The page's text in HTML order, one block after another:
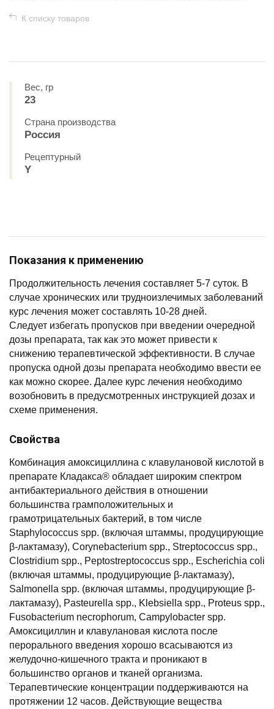
К списку товаров
Вес, гр
23
Страна производства
Россия
Рецептурный
Y
Показания к применению
Продолжительность лечения составляет 5-7 суток. В
случае хронических или трудноизлечимых заболеваний
курс лечения может составлять 10-28 дней.
Следует избегать пропусков при введении очередной
дозы препарата, так как это может привести к
снижению терапевтической эффективности. В случае
пропуска одной дозы препарата необходимо ввести ее
как можно скорее. Далее курс лечения необходимо
возобновить в предусмотренных инструкцией дозах и
схеме применения.
Свойства
Комбинация амоксициллина с клавулановой кислотой в
препарате Кладакса® обладает широким спектром
антибактериального действия в отношении
большинства грамположительных и
грамотрицательных бактерий, в том числе
Staphylococcus spp. (включая штаммы, продуцирующие
β-лактамазу), Corynebacterium spp., Streptococcus spp.,
Clostridium spp., Peptostreptococcus spp., Escherichia coli
(включая штаммы, продуцирующие β-лактамазу),
Salmonella spp. (включая штаммы, продуцирующие β-
лактамазу), Pasteurella spp., Klebsiella spp., Proteus spp.,
Fusobacterium necrophorum, Campylobacter spp.
Амоксициллин и клавулановая кислота после
перорального введения хорошо всасываются из
желудочно-кишечного тракта и проникают в
большинство органов и тканей организма.
Терапевтические концентрации поддерживаются на
протяжении 12 часов. Действующие вещества